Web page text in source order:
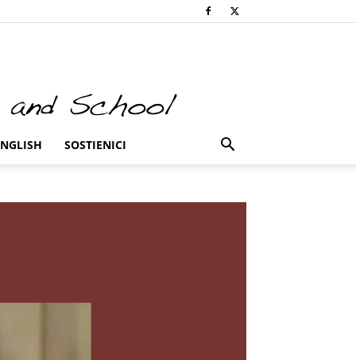
SOSTIENICI